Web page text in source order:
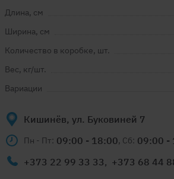
Длина, см
Ширина, см
Количество в коробке, шт.
Вес, кг/шт.
Вариации
Кишинёв, ул. Буковиней 7
Пн - Пт: 09:00 - 18:00, Сб: 09:00 -
+373 22 99 33 33, +373 68 44